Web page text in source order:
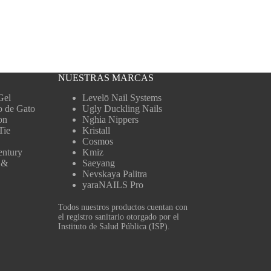
de Gato
&
NUESTRAS MARCAS
Levelō Nail Systems
Ugly Duckling Nails
Nghia Nippers
Kristall
Cosmos
Kmiz
Saeyang
Nevskaya Palitra
yaraNAILS Pro
Todos nuestros productos cuentan con
el registro sanitario otorgado por el
Instituto de Salud Pública (ISP).